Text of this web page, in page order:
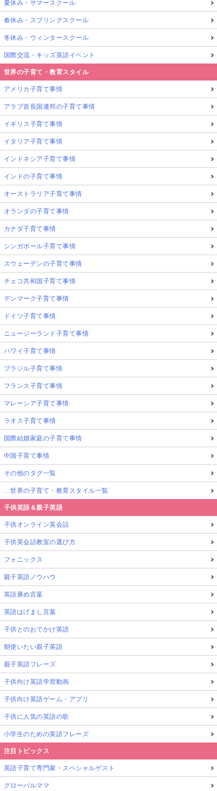
夏休み・サマースクール
春休み・スプリングスクール
冬休み・ウィンタースクール
国際交流・キッズ英語イベント
世界の子育て・教育スタイル
アメリカ子育て事情
アラブ首長国連邦の子育て事情
イギリス子育て事情
イタリア子育て事情
インドネシア子育て事情
インドの子育て事情
オーストラリア子育て事情
オランダの子育て事情
カナダ子育て事情
シンガポール子育て事情
スウェーデンの子育て事情
チェコ共和国子育て事情
デンマーク子育て事情
ドイツ子育て事情
ニュージーランド子育て事情
ハワイ子育て事情
ブラジル子育て事情
フランス子育て事情
マレーシア子育て事情
ラオス子育て事情
国際結婚家庭の子育て事情
中国子育て事情
その他のタグ一覧
…世界の子育て・教育スタイル一覧
子供英語＆親子英語
子供オンライン英会話
子供英会話教室の選び方
フォニックス
親子英語ノウハウ
英語褒め言葉
英語はげまし言葉
子供とのおでかけ英語
朝使いたい親子英語
親子英語フレーズ
子供向け英語学習動画
子供向け英語ゲーム・アプリ
子供に人気の英語の歌
小学生のための英語フレーズ
注目トピックス
英語子育て専門家・スペシャルゲスト
グローバルママ